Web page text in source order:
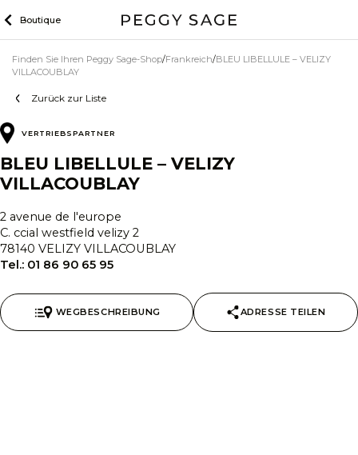
Inhalt
Boutique
Zurück zur Liste
Finden Sie Ihren Peggy Sage-Shop Frankreich BLEU LIBELLULE – VELIZY
VILLACOUBLAY
VERTRIEBSPARTNER
BLEU LIBELLULE – VELIZY
VILLACOUBLAY
2 avenue de l'europe
C. ccial westfield velizy 2
78140 VELIZY VILLACOUBLAY
Tel.: 01 86 90 65 95
WEGBESCHREIBUNG ADRESSE TEILEN